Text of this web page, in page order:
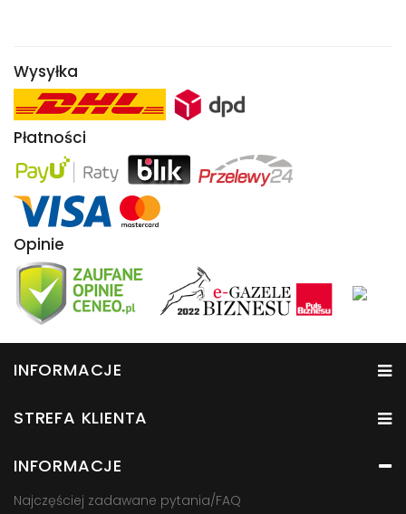
Wysyłka
Płatności
Opinie
INFORMACJE
STREFA KLIENTA
INFORMACJE
Najczęściej zadawane pytania/FAQ